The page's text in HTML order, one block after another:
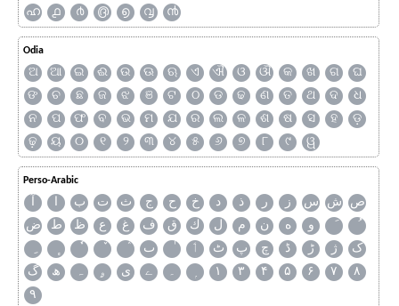
ഹ
൧ ൪ ൫ ൭ ൮ ൯
Odia
ଅ ଆ ଇ ଈ ଉ ଊ ଋ ଏ ଐ ଓ ଔ କ ଖ ଗ
ଘ
ଙ
ଚ ଛ ଜ ଝ ଞ ଟ ଠ ଡ ଢ ଣ ତ ଥ ଦ
ଧ
ନ
ପ ଫ ବ ଭ ମ ଯ ର ଲ ଳ ଶ ଷ ସ ହ
ଡ଼
ଢ଼
ୟ ୦ ୧ ୨ ୩ ୪ ୫ ୬ ୭ ୮ ୯ ୱ
Perso-Arabic
آ ا ب ت ث ج ح خ د ذ ر ز س ش ص
ض
ط ظ ع غ ف ق ك ل م ن ه
و
ٮ
ٲ ٹ پ چ ڈ ڑ ژ
ک
گ
ھ ہ ۄ ی ے ۔ ۱ ۳ ۴ ۵ ۶ ۷
۸
۹